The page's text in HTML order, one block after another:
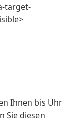
target-
Ihnen bis Uhr
Sie diesen